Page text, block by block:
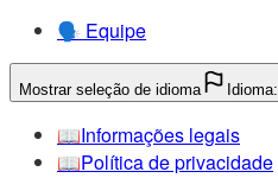
🗣️ Equipe
Mostrar seleção de idioma Idioma:
📖️Informações legais
📖️Política de privacidade